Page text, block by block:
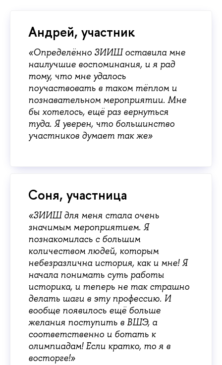
Андрей, участник
«‎Определённо ЗИИШ оставила мне
наилучшие воспоминания, и я рад
тому, что мне удалось
поучаствовать в таком тёплом и
познавательном мероприятии. Мне
бы хотелось, ещё раз вернуться
туда. Я уверен, что большинство
участников думает так же»
Соня, участница
«ЗИИШ для меня стала очень
значимым мероприятием. Я
познакомилась с большим
количеством людей, которым
небезразлична история, как и мне! Я
начала понимать суть работы
историка, и теперь не так страшно
делать шаги в эту профессию. И
вообще появилось ещё больше
желания поступить в ВШЭ, а
соответственно и ботать к
олимпиадам! Если кратко, то я в
восторге!»